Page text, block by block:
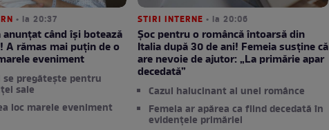
• la 20:37
anunțat când își botează
A rămas mai puțin de o
eveniment
se pregătește pentru
sale
loc marele eveniment
STIRI INTERNE • la 20:06
Șoc pentru o româncă întoarsă din
Italia după 30 de ani! Femeia susține că
are nevoie de ajutor: „La primărie apar
decedată”
Cazul halucinant al unei românce
Femeia ar apărea ca fiind decedată în
evidențele primăriei